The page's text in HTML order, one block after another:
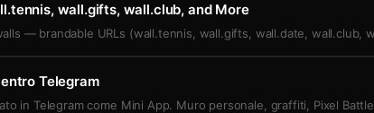
wall.gifts, wall.club, and More
— brandable URLs (wall.tennis, wall.gifts, wall.date, wall.club, w
Telegram
in Telegram come Mini App. Muro personale, graffiti, Pixel Battle